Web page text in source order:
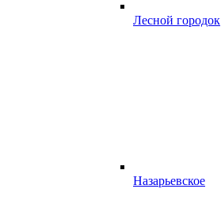
Лесной городок
Назарьевское